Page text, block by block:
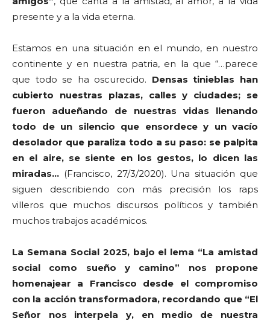
presente y a la vida eterna.
Estamos en una situación en el mundo, en nuestro
continente y en nuestra patria, en la que “…parece
que todo se ha oscurecido. Densas tinieblas han
cubierto nuestras plazas, calles y ciudades; se
fueron adueñando de nuestras vidas llenando
todo de un silencio que ensordece y un vacío
desolador que paraliza todo a su paso: se palpita
en el aire, se siente en los gestos, lo dicen las
miradas… (Francisco, 27/3/2020). Una situación que
siguen describiendo con más precisión los raps
villeros que muchos discursos políticos y también
muchos trabajos académicos.
La Semana Social 2025, bajo el lema “La amistad
social como sueño y camino” nos propone
homenajear a Francisco desde el compromiso
con la acción transformadora, recordando que “El
Señor nos interpela y, en medio de nuestra